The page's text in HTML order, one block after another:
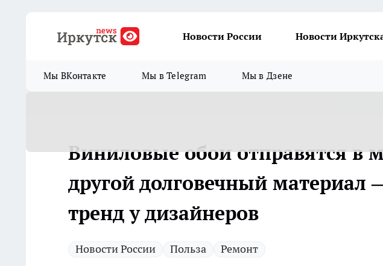
Новости России Новости
Мы ВКонтакте Мы в Telegram Мы в Дзене
Виниловые обои отправятся в
другой долговечный
тренд у дизайнеров
Новости России Польза Ремонт